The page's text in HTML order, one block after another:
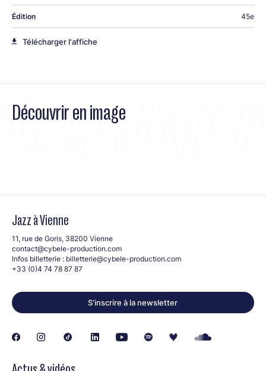
Édition 45e
Télécharger l'affiche
Découvrir en image
Jazz à Vienne
11, rue de Goris, 38200 Vienne
contact@cybele-production.com
Infos billetterie : billetterie@cybele-production.com
+33 (0)4 74 78 87 87
S’inscrire à la newsletter